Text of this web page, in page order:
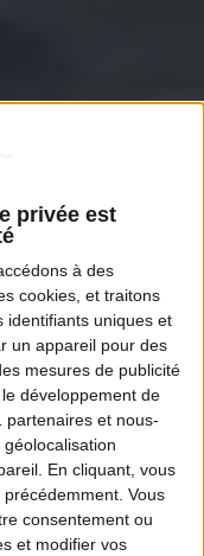
privée est
à des
cookies, et traitons
identifiants uniques et
un appareil pour des
mesures de publicité
développement de
partenaires et nous-
En cliquant, vous
Vous
consentement ou
et modifier vos